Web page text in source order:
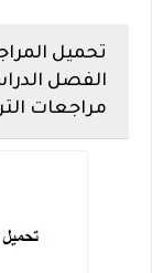
تحميل
الفصل
مراجعات